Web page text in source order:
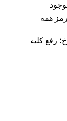
همه
رفع کلیه